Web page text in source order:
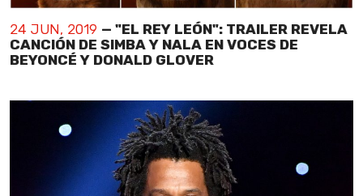
24 JUN, 2019 — "EL REY LEÓN": TRAILER REVELA
CANCIÓN DE SIMBA Y NALA EN VOCES DE
BEYONCÉ Y DONALD GLOVER